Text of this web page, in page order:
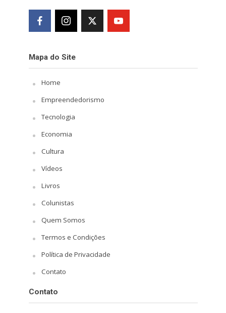
Mapa do Site
Home
Empreendedorismo
Tecnologia
Economia
Cultura
Vídeos
Livros
Colunistas
Quem Somos
Termos e Condições
Política de Privacidade
Contato
Contato